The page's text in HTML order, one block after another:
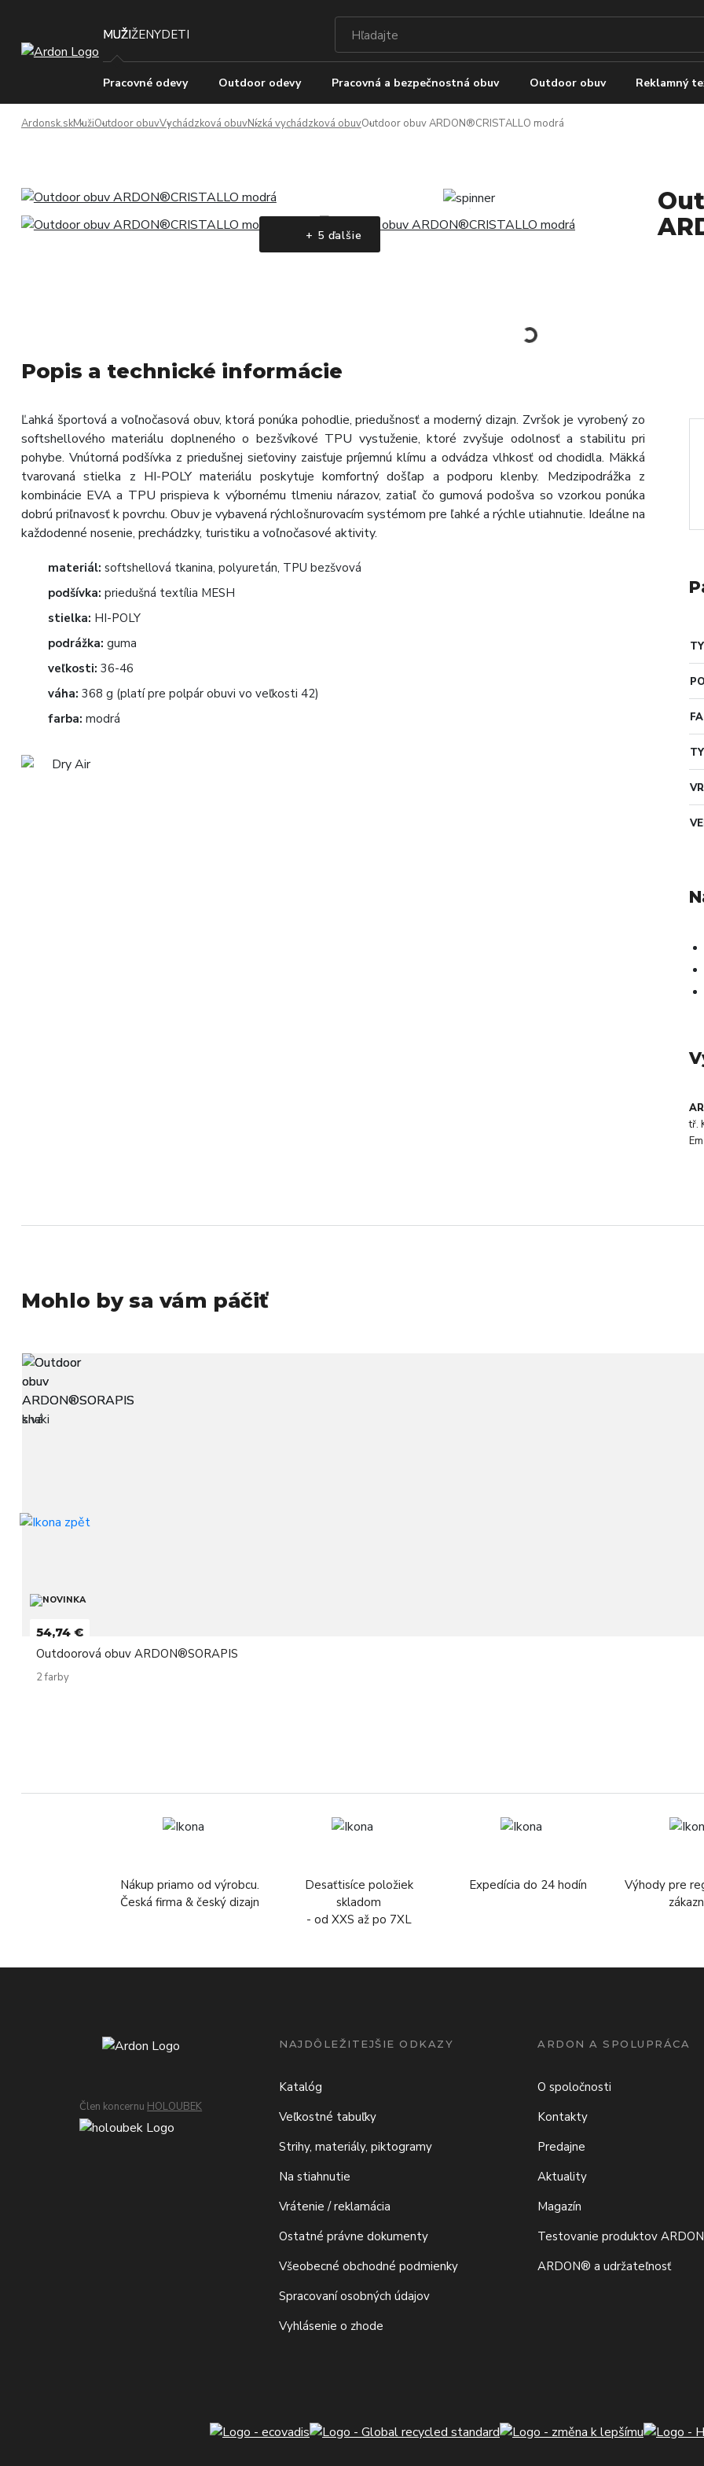
MUŽIŽENYDETI
Pracovné odevy Outdoor odevy Pracovná a bezpečnostná obuv Outdoor obuv Reklamný
Ardonsk.skMužiOutdoor obuvVychádzková obuvNízká vychádzková obuvOutdoor obuv ARDON®CRISTALLO modrá
+ 5 ďalšie
Popis a technické informácie
Ľahká športová a voľnočasová obuv, ktorá ponúka pohodlie, priedušnosť a moderný dizajn. Zvršok je vyrobený zo
softshellového materiálu doplneného o bezšvíkové TPU vystuženie, ktoré zvyšuje odolnosť a stabilitu pri
pohybe. Vnútorná podšívka z priedušnej sieťoviny zaisťuje príjemnú klímu a odvádza vlhkosť od chodidla. Mäkká
tvarovaná stielka z HI-POLY materiálu poskytuje komfortný došľap a podporu klenby. Medzipodrážka z
kombinácie EVA a TPU prispieva k výbornému tlmeniu nárazov, zatiaľ čo gumová podošva so vzorkou ponúka
dobrú priľnavosť k povrchu. Obuv je vybavená rýchlošnurovacím systémom pre ľahké a rýchle utiahnutie. Ideálne na
každodenné nosenie, prechádzky, turistiku a voľnočasové aktivity.
materiál: softshellová tkanina, polyuretán, TPU bezšvová
podšívka: priedušná textília MESH
stielka: HI-POLY
podrážka: guma
veľkosti: 36-46
váha: 368 g (platí pre polpár obuvi vo veľkosti 42)
farba: modrá
tř.
Mohlo by sa vám páčiť
54,74 €
Outdoorová obuv ARDON®SORAPIS
2 farby
Nákup priamo od výrobcu.
Česká firma & český dizajn
Desaťtisíce položiek
skladom
- od XXS až po 7XL
Expedícia do 24 hodín
Výhody pre
Člen koncernu HOLOUBEK
NAJDÔLEŽITEJŠIE ODKAZY
Katalóg
Veľkostné tabuľky
Strihy, materiály, piktogramy
Na stiahnutie
Vrátenie / reklamácia
Ostatné právne dokumenty
Všeobecné obchodné podmienky
Spracovaní osobných údajov
Vyhlásenie o zhode
ARDON A SPOLUPRÁCA
O spoločnosti
Kontakty
Predajne
Aktuality
Magazín
Testovanie produktov
ARDON® a udržateľnosť